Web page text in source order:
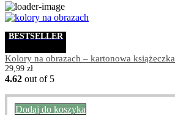
BESTSELLER
Kolory na obrazach – kartonowa książeczka
29,99 zł
4.62 out of 5
Dodaj do koszyka